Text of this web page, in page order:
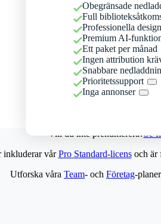
Obegränsade
Full
Professionella
Premium AI-
Ett paket per månad
Ingen attribution
Snabbare
Prioritetssupport
Inga annonser
Vill du inte prenumerera?Se
inkluderar vårPro Standard-licensoch är
Utforska våra Team- och Företag-